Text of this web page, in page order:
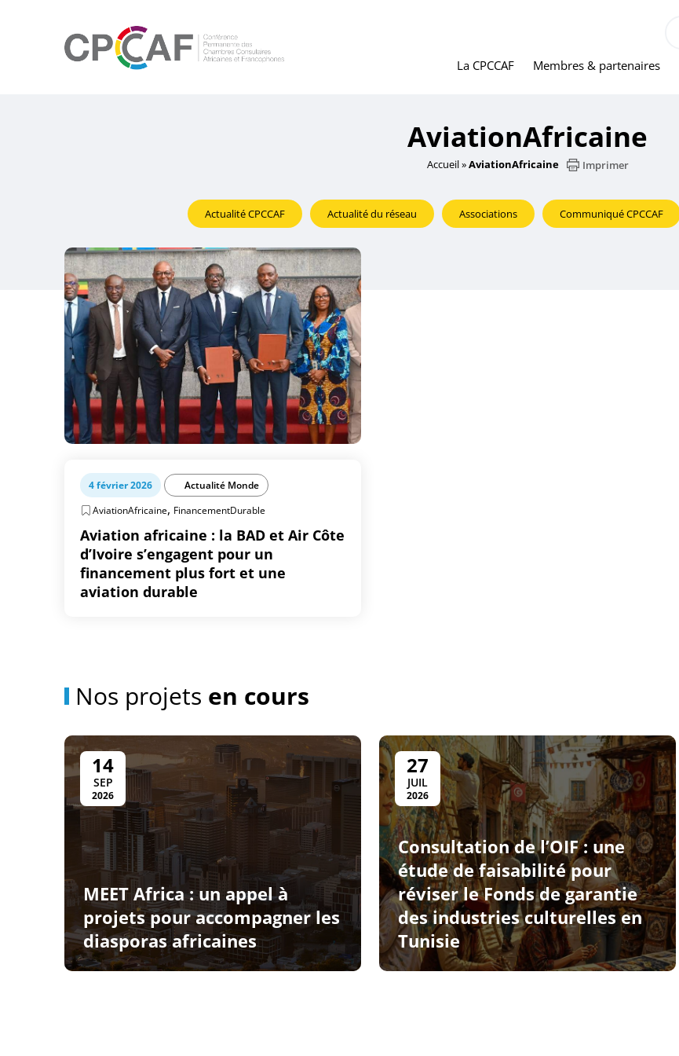
La CPCCAF Membres & partenaires
AviationAfricaine
Accueil»AviationAfricaine Imprimer
Actualité CPCCAF Actualité du réseau Associations Communiqué CPCCAF
4 février 2026
Actualité Monde
AviationAfricaine, FinancementDurable
Aviation africaine : la BAD et Air Côte
d’Ivoire s’engagent pour un
financement plus fort et une
aviation durable
Nos projets en cours
14
SEP
2026
MEET Africa : un appel à
projets pour accompagner les
diasporas africaines
27
JUIL
2026
Consultation de l’OIF : une
étude de faisabilité pour
réviser le Fonds de garantie
des industries culturelles en
Tunisie